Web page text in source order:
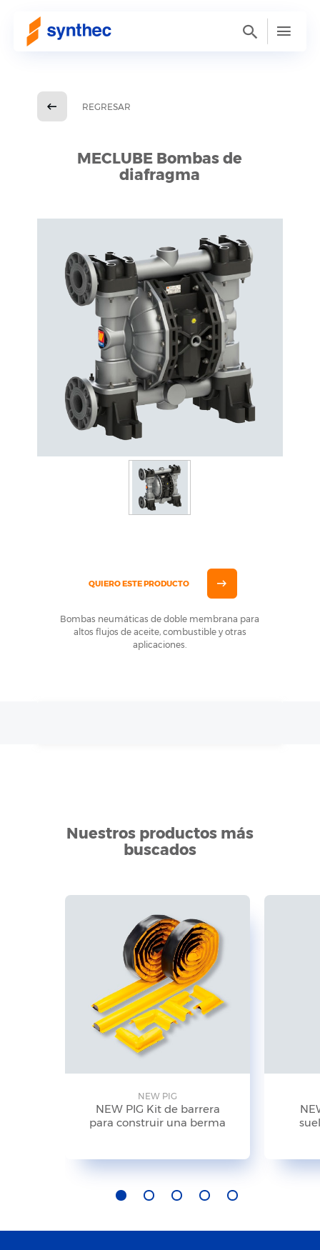
REGRESAR
MECLUBE Bombas de
diafragma
QUIERO ESTE PRODUCTO
Bombas neumáticas de doble membrana para
altos flujos de aceite, combustible y otras
aplicaciones.
Nuestros productos más
buscados
NEW PIG
NEW PIG Kit de barrera
para construir una berma